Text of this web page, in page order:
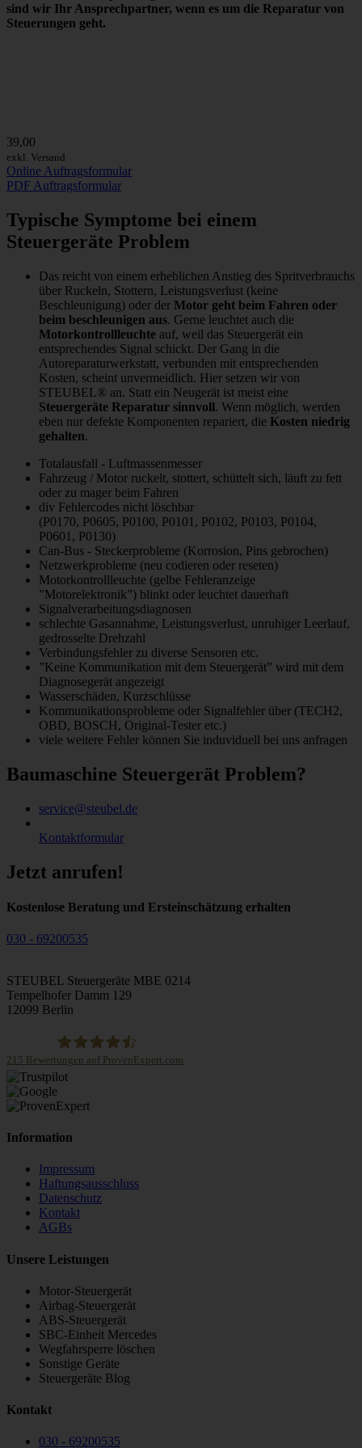
sind wir Ihr Ansprechpartner, wenn es um die Reparatur von
Steuerungen geht.
39,00
exkl. Versand
Online Auftragsformular
PDF Auftragsformular
Typische Symptome bei einem
Steuergeräte Problem
Das reicht von einem erheblichen Anstieg des Spritverbrauchs
über Ruckeln, Stottern, Leistungsverlust (keine
Beschleunigung) oder der Motor geht beim Fahren oder
beim beschleunigen aus. Gerne leuchtet auch die
Motorkontrollleuchte auf, weil das Steuergerät ein
entsprechendes Signal schickt. Der Gang in die
Autoreparaturwerkstatt, verbunden mit entsprechenden
Kosten, scheint unvermeidlich. Hier setzen wir von
STEUBEL® an. Statt ein Neugerät ist meist eine
Steuergeräte Reparatur sinnvoll. Wenn möglich, werden
eben nur defekte Komponenten repariert, die Kosten niedrig
gehalten.
Totalausfall - Luftmassenmesser
Fahrzeug / Motor ruckelt, stottert, schüttelt sich, läuft zu fett
oder zu mager beim Fahren
div Fehlercodes nicht löschbar
(P0170, P0605, P0100, P0101, P0102, P0103, P0104,
P0601, P0130)
Can-Bus - Steckerprobleme (Korrosion, Pins gebrochen)
Netzwerkprobleme (neu codieren oder reseten)
Motorkontrollleuchte (gelbe Fehleranzeige
”Motorelektronik”) blinkt oder leuchtet dauerhaft
Signalverarbeitungsdiagnosen
schlechte Gasannahme, Leistungsverlust, unruhiger Leerlauf,
gedrosselte Drehzahl
Verbindungsfehler zu diverse Sensoren etc.
”Keine Kommunikation mit dem Steuergerät” wird mit dem
Diagnosegerät angezeigt
Wasserschäden, Kurzschlüsse
Kommunikationsprobleme oder Signalfehler über (TECH2,
OBD, BOSCH, Original-Tester etc.)
viele weitere Fehler können Sie induviduell bei uns anfragen
Baumaschine Steuergerät Problem?
service@steubel.de
Kontaktformular
Jetzt anrufen!
Kostenlose Beratung und Ersteinschätzung erhalten
030 - 69200535
STEUBEL Steuergeräte MBE 0214
Tempelhofer Damm 129
12099 Berlin
STEUBEL Steuergeräte Annahme Filiale MBE 0214
215 Bewertungen auf ProvenExpert.com
Information
Impressum
Haftungsausschluss
Datenschutz
Kontakt
AGBs
Unsere Leistungen
Motor-Steuergerät
Airbag-Steuergerät
ABS-Steuergerät
SBC-Einheit Mercedes
Wegfahrsperre löschen
Sonstige Geräte
Steuergeräte Blog
Kontakt
030 - 69200535